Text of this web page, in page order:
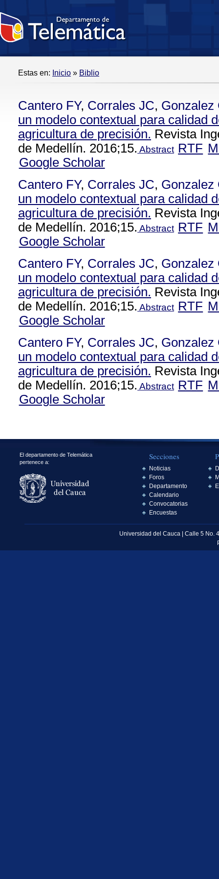
Estas en: Inicio » Biblio
Cantero FY, Corrales JC, Gonzalez
un modelo contextual para calidad
agricultura de precisión. Revista
de Medellín. 2016;15. Abstract RTF
Google Scholar
Cantero FY, Corrales JC, Gonzalez
un modelo contextual para calidad
agricultura de precisión. Revista
de Medellín. 2016;15. Abstract RTF
Google Scholar
Cantero FY, Corrales JC, Gonzalez
un modelo contextual para calidad
agricultura de precisión. Revista
de Medellín. 2016;15. Abstract RTF
Google Scholar
Cantero FY, Corrales JC, Gonzalez
un modelo contextual para calidad
agricultura de precisión. Revista
de Medellín. 2016;15. Abstract RTF
Google Scholar
El departamento de Telemática
pertenece a:
Secciones
Noticias
Foros
Departamento
Calendario
Convocatorias
Encuestas
Universidad del Cauca | Calle 5 No.